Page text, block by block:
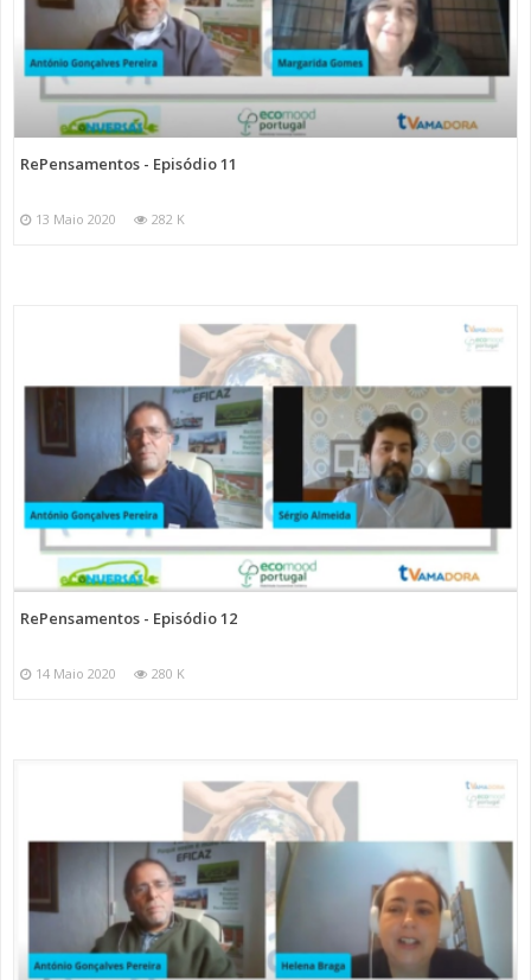
RePensamentos - Episódio 11
13 Maio 2020 282 K
RePensamentos - Episódio 12
14 Maio 2020 280 K